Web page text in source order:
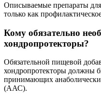
Описываемые препараты для
только как
Кому обязательно
хондропротекторы?
Обязательной пищевой
хондропротекторы должны
принимающих
(ААС).